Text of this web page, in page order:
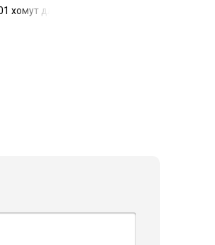
зимовий теплий шарфик на шию в'язаний
хомут для дівчинки та хлопчика 25х17